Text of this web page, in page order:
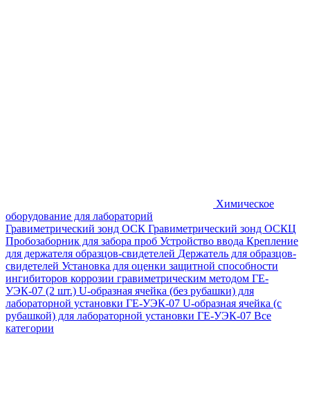
Химическое
оборудование для лабораторий
Гравиметрический зонд ОСК Гравиметрический зонд ОСКЦ
Пробозаборник для забора проб Устройство ввода Крепление
для держателя образцов-свидетелей Держатель для образцов-
свидетелей Установка для оценки защитной способности
ингибиторов коррозии гравиметрическим методом ГЕ-
УЭК-07 (2 шт.) U-образная ячейка (без рубашки) для
лабораторной установки ГЕ-УЭК-07 U-образная ячейка (с
рубашкой) для лабораторной установки ГЕ-УЭК-07 Все
категории